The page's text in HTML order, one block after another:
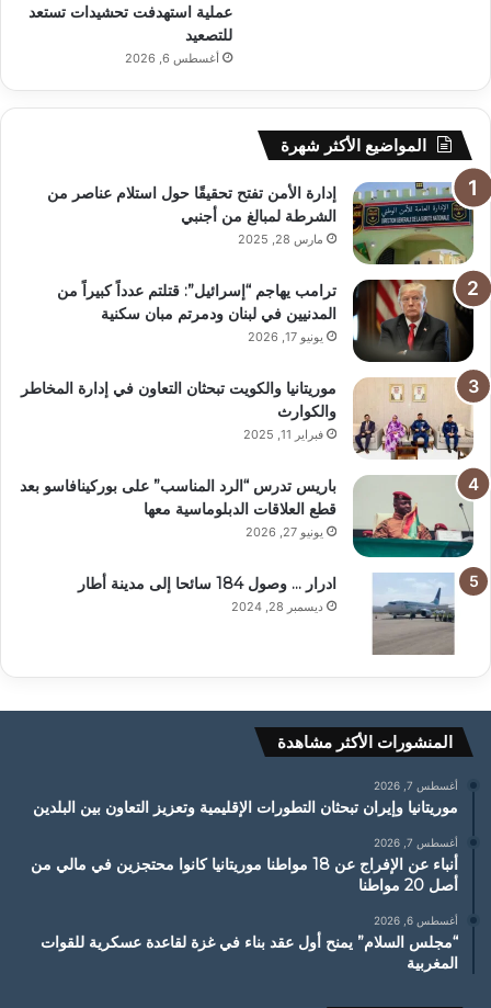
عملية استهدفت تحشيدات تستعد
للتصعيد
أغسطس 6, 2026
المواضيع الأكثر شهرة
إدارة الأمن تفتح تحقيقًا حول استلام عناصر من
الشرطة لمبالغ من أجنبي
مارس 28, 2025
ترامب يهاجم “إسرائيل”: قتلتم عدداً كبيراً من
المدنيين في لبنان ودمرتم مبان سكنية
يونيو 17, 2026
موريتانيا والكويت تبحثان التعاون في إدارة المخاطر
والكوارث
فبراير 11, 2025
باريس تدرس “الرد المناسب” على بوركينافاسو بعد
قطع العلاقات الدبلوماسية معها
يونيو 27, 2026
ادرار … وصول 184 سائحا إلى مدينة أطار
ديسمبر 28, 2024
المنشورات الأكثر مشاهدة
أغسطس 7, 2026
موريتانيا وإيران تبحثان التطورات الإقليمية وتعزيز التعاون بين البلدين
أغسطس 7, 2026
أنباء عن الإفراج عن 18 مواطنا موريتانيا كانوا محتجزين في مالي من
أصل 20 مواطنا
أغسطس 6, 2026
“مجلس السلام” يمنح أول عقد بناء في غزة لقاعدة عسكرية للقوات
المغربية